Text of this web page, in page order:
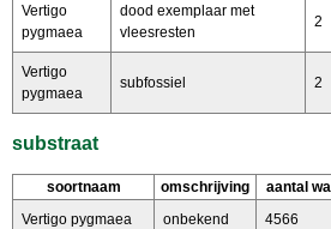
Vertigo
pygmaea
dood exemplaar met
vleesresten
2
Vertigo
pygmaea
subfossiel 2
substraat
soortnaam omschrijving
aantal
Vertigo pygmaea
onbekend 4566